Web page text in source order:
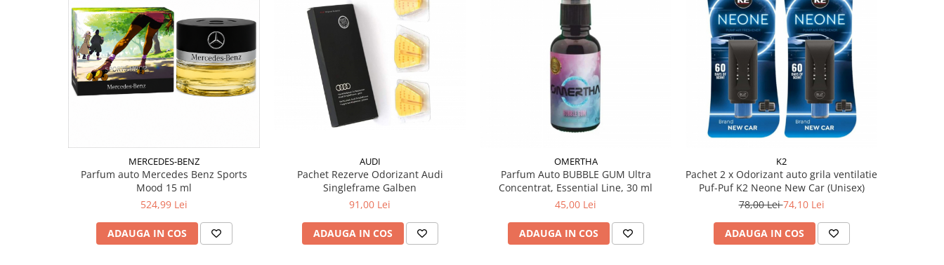
MERCEDES-BENZ
Parfum auto Mercedes Benz Sports
Mood 15 ml
524,99 Lei
ADAUGA IN COS
AUDI
Pachet Rezerve Odorizant Audi
Singleframe Galben
91,00 Lei
ADAUGA IN COS
OMERTHA
Parfum Auto BUBBLE GUM Ultra
Concentrat, Essential Line, 30 ml
45,00 Lei
ADAUGA IN COS
K2
Pachet 2 x Odorizant auto grila ventilatie
Puf-Puf K2 Neone New Car (Unisex)
78,00 Lei74,10 Lei
ADAUGA IN COS